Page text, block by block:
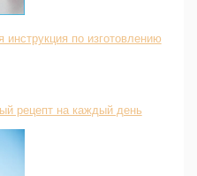
по изготовлению
рецепт на каждый день